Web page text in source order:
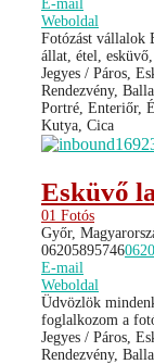
E-mail
Weboldal
Fotózást vállalok
állat, étel, esküvő,
Jegyes / Páros,
Rendezvény,
Portré, Enteriőr,
Kutya, Cica
Esküvő
01 Fotós
Győr,
06205895746
E-mail
Weboldal
Üdvözlök
foglalkozom a
Jegyes / Páros,
Rendezvény,